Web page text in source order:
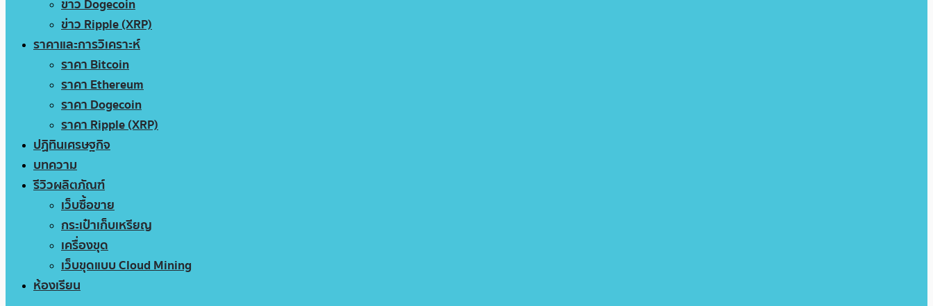
ข่าว Dogecoin
ข่าว Ripple (XRP)
ราคาและการวิเคราะห์
ราคา Bitcoin
ราคา Ethereum
ราคา Dogecoin
ราคา Ripple (XRP)
ปฏิทินเศรษฐกิจ
บทความ
รีวิวผลิตภัณฑ์
เว็บซื้อขาย
กระเป๋าเก็บเหรียญ
เครื่องขุด
เว็บขุดแบบ Cloud Mining
ห้องเรียน